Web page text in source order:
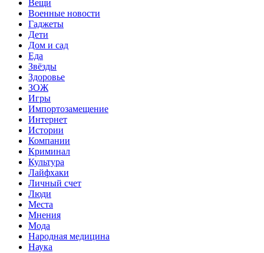
Вещи
Военные новости
Гаджеты
Дети
Дом и сад
Еда
Звёзды
Здоровье
ЗОЖ
Игры
Импортозамещение
Интернет
Истории
Компании
Криминал
Культура
Лайфхаки
Личный счет
Люди
Места
Мнения
Мода
Народная медицина
Наука